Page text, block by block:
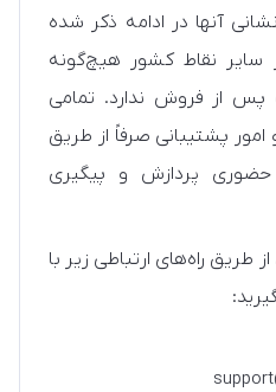
آنها در ادامه ذکر شده
نقاط کشور هیچ‌گونه
پس از فروش ندارد. تمامی
پشتیبانی صرفاً از طریق
پردازش و پیگیری
طریق راه‌های ارتباطی زیر با